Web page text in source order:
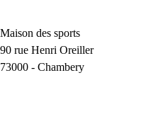
Maison des sports
90 rue Henri Oreiller
73000 - Chambery